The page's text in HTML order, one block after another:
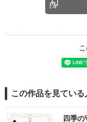
この作品を見ている
四季